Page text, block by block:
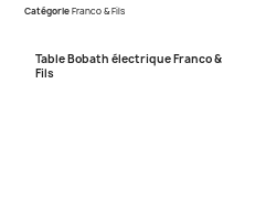
CatégorieFranco & Fils
Table Bobath électrique Franco &
Fils